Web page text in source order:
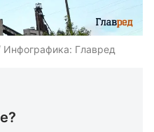
Инфографика: Главред